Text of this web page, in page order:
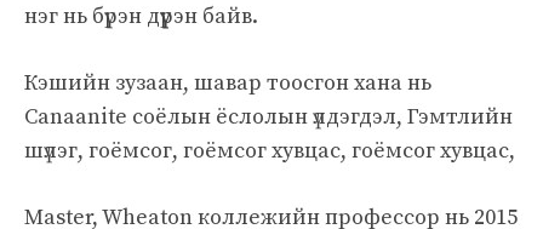
нэг нь бүрэн дүүрэн байв.
Кэшийн зузаан, шавар тоосгон хана нь
Canaanite соёлын ёслолын үлдэгдэл, Гэмтлийн
шүлэг, гоёмсог, гоёмсог хувцас, гоёмсог хувцас,
Master, Wheaton коллежийн профессор нь 2015